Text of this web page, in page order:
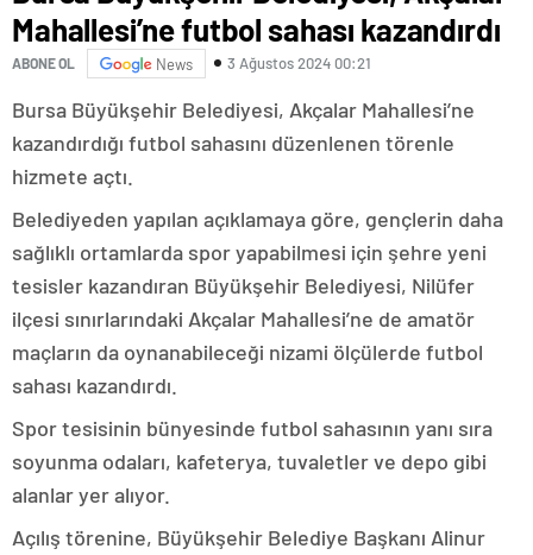
Mahallesi’ne futbol sahası kazandırdı
ABONE OL News 3 Ağustos 2024 00:21
Bursa Büyükşehir Belediyesi, Akçalar Mahallesi’ne
kazandırdığı futbol sahasını düzenlenen törenle
hizmete açtı.
Belediyeden yapılan açıklamaya göre, gençlerin daha
sağlıklı ortamlarda spor yapabilmesi için şehre yeni
tesisler kazandıran Büyükşehir Belediyesi, Nilüfer
ilçesi sınırlarındaki Akçalar Mahallesi’ne de amatör
maçların da oynanabileceği nizami ölçülerde futbol
sahası kazandırdı.
Spor tesisinin bünyesinde futbol sahasının yanı sıra
soyunma odaları, kafeterya, tuvaletler ve depo gibi
alanlar yer alıyor.
Açılış törenine, Büyükşehir Belediye Başkanı Alinur